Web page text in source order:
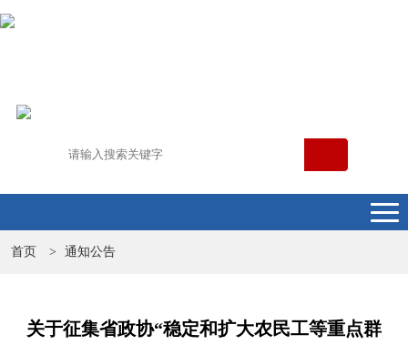
首页 > 通知公告
关于征集省政协“稳定和扩大农民工等重点群